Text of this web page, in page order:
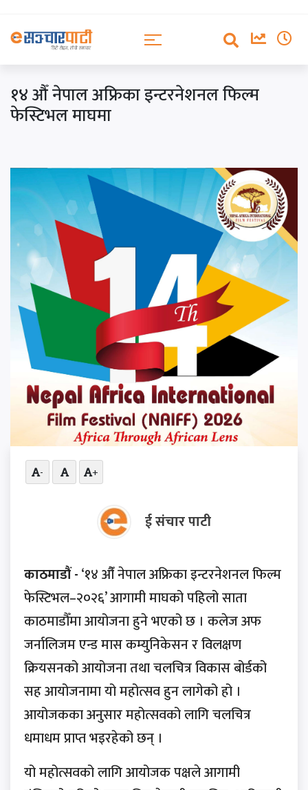
१४ औँ नेपाल अफ्रिका इन्टरनेशनल फिल्म
फेस्टिभल माघमा
- +
ई संचार पाटी
काठमाडौं -‘१४ औँ नेपाल अफ्रिका इन्टरनेशनल फिल्म
फेस्टिभल–२०२६’ आगामी माघको पहिलो साता
काठमाडौँमा आयोजना हुने भएको छ । कलेज अफ
जर्नालिजम एन्ड मास कम्युनिकेसन र विलक्षण
क्रियसनको आयोजना तथा चलचित्र विकास बोर्डको
सह आयोजनामा यो महोत्सव हुन लागेको हो ।
आयोजकका अनुसार महोत्सवको लागि चलचित्र
धमाधम प्राप्त भइरहेको छन् ।
यो महोत्सवको लागि आयोजक पक्षले आगामी